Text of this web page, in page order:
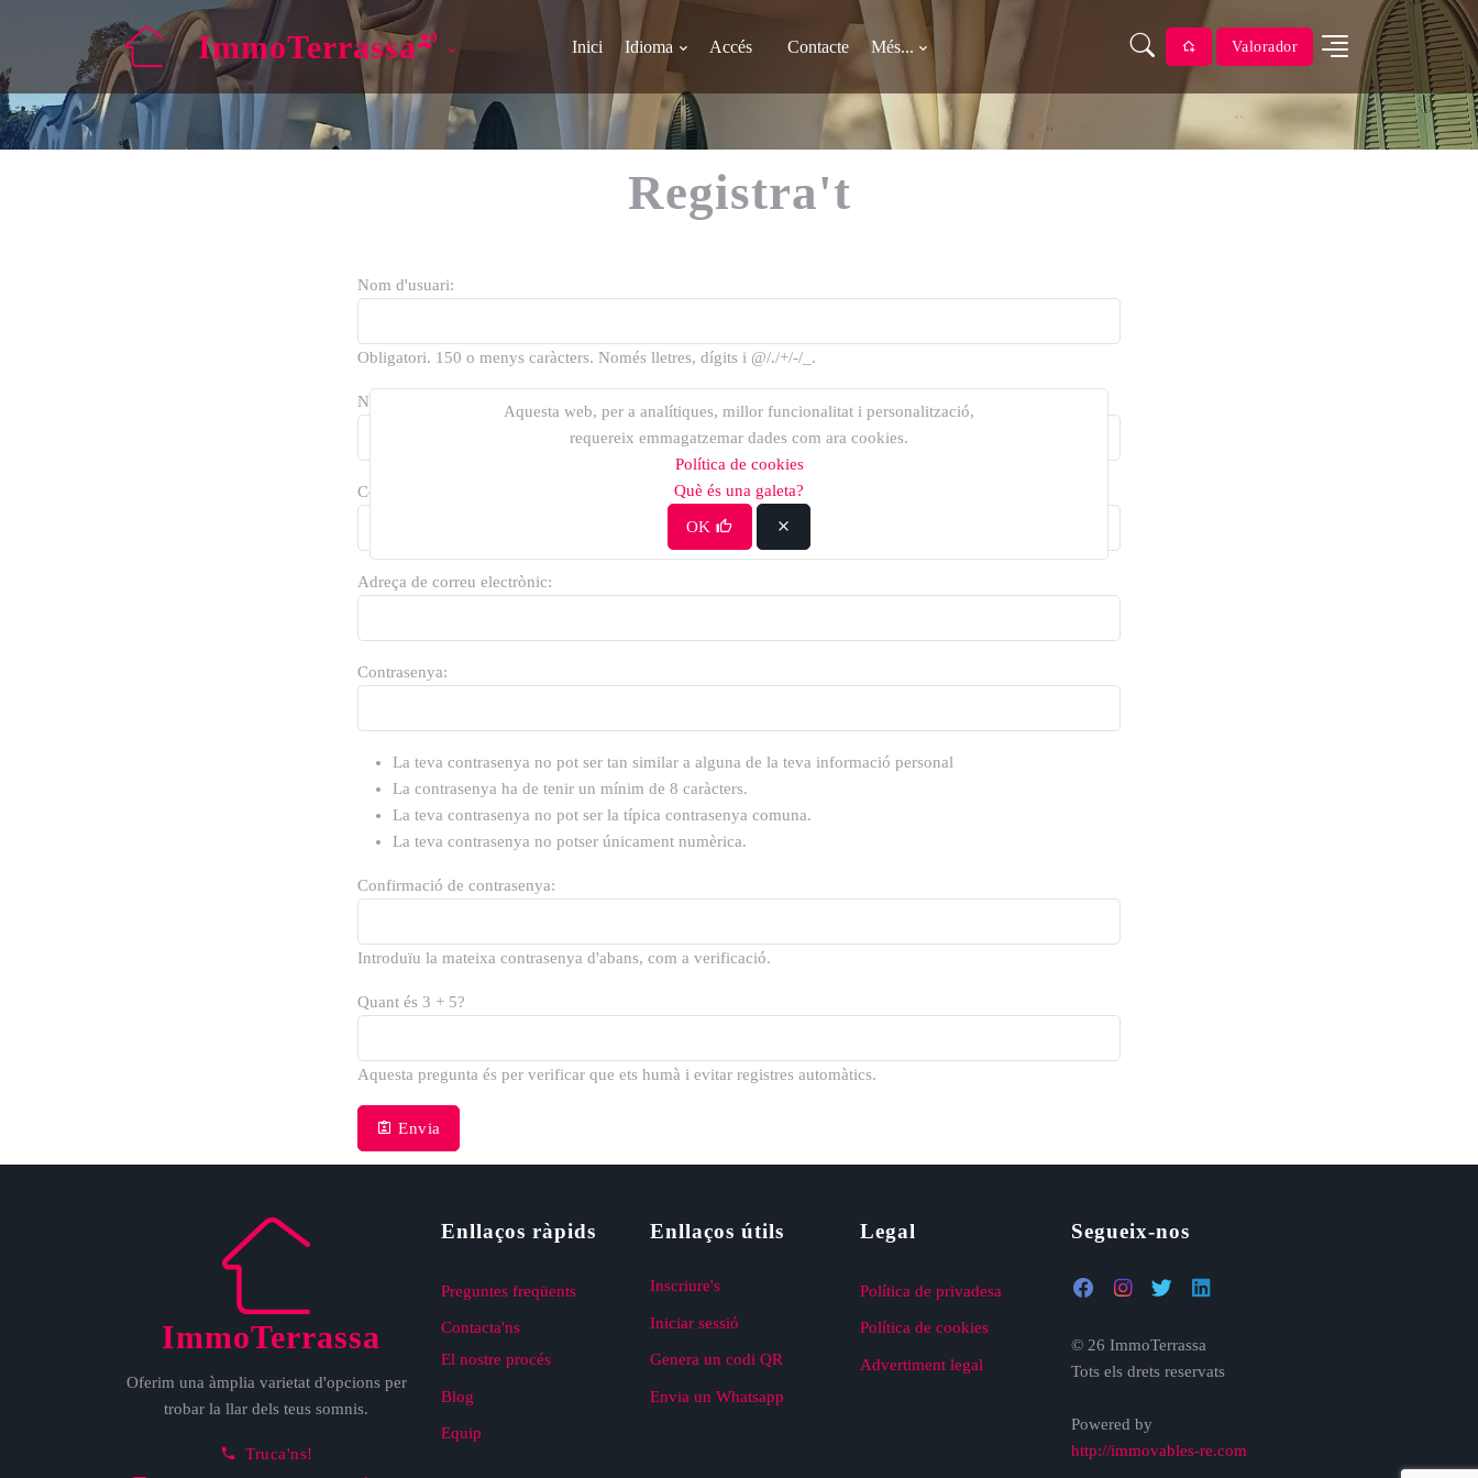
ImmoTerrassa Inici Idioma Accés Contacte Més... Valorador
Registra't
Nom d'usuari:
Obligatori. 150 o menys caràcters. Només lletres, dígits i @/./+/-/_.
Nom propi:
Cognoms:
Adreça de correu electrònic:
Contrasenya:
La teva contrasenya no pot ser tan similar a alguna de la teva informació personal
La contrasenya ha de tenir un mínim de 8 caràcters.
La teva contrasenya no pot ser la típica contrasenya comuna.
La teva contrasenya no potser únicament numèrica.
Confirmació de contrasenya:
Introduïu la mateixa contrasenya d'abans, com a verificació.
Quant és 3 + 5?
Aquesta pregunta és per verificar que ets humà i evitar registres automàtics.
Envia
ImmoTerrassa
Oferim una àmplia varietat d'opcions per
trobar la llar dels teus somnis.
Truca'ns!
Enllaços ràpids
Preguntes freqüents
Contacta'ns
El nostre procés
Blog
Equip
Enllaços útils
Inscriure's
Iniciar sessió
Genera un codi QR
Envia un Whatsapp
Legal
Política de privadesa
Política de cookies
Advertiment legal
Segueix-nos
© 26 ImmoTerrassa
Tots els drets reservats
Powered by
http://immovables-re.com
Aquesta web, per a analítiques, millor funcionalitat i personalització,
requereix emmagatzemar dades com ara cookies.
Política de cookies
Què és una galeta?
OK